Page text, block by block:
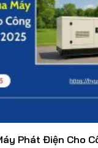
Phát Điện Cho